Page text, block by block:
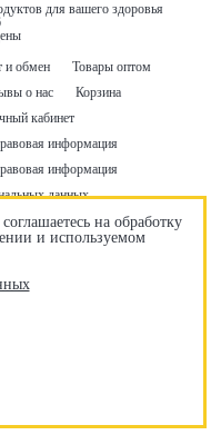
для вашего здоровья
и обмен
Товары оптом
о нас
Корзина
кабинет
информация
информация
данных
Договор оферты
промокодов
на обработку
и используемом